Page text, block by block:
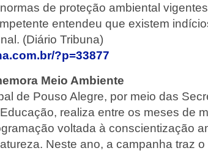
de proteção ambiental
entendeu que existem
(Diário Tribuna)
?p=33877
Meio Ambiente
de Pouso Alegre, por meio das
realiza entre os meses de
voltada à conscientização
Neste ano, a campanha traz o